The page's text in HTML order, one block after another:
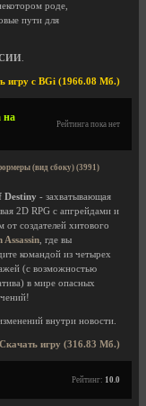
роде,
пути для
игру с BGi (1966.08 Мб.)
на
Рейтинга пока нет
(вид сбоку) (3991)
Destiny - захватывающая
2D RPG с апгрейдами и
от создателей хитового
Assassin , где вы
командой из четырех
(с возможностью
в мире опасных
внутри новости.
Скачать игру (316.83 Мб.)
Рейтинг: 10.0